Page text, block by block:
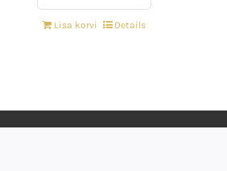
Lisa korvi Details